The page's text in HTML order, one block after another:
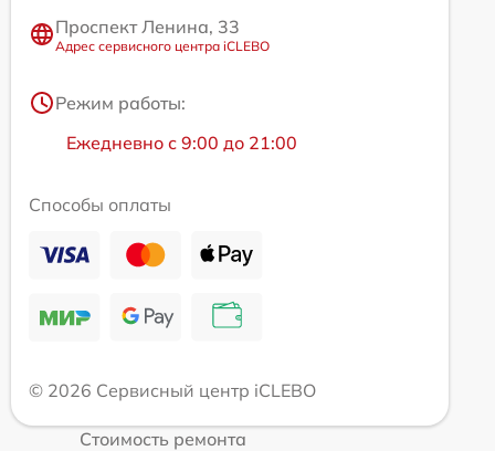
Проспект Ленина, 33
Адрес сервисного центра iCLEBO
Режим работы:
Ежедневно с 9:00 до 21:00
Способы оплаты
© 2026 Сервисный центр iCLEBO
Стоимость ремонта